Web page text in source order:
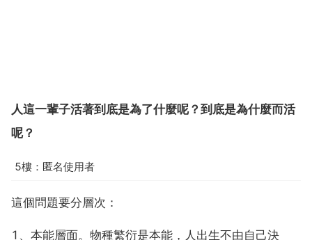
人這一輩子活著到底是為了什麼呢？到底是為什麼而活
呢？
5樓：匿名使用者
這個問題要分層次：
1、本能層面。物種繁衍是本能，人出生不由自己決